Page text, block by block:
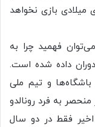
میلادی بازی نخواهد
فهمید چرا به
دوران داده شده است.
گل رسمی برای باشگاه‌ها و تیم ملی
به فرد رونالدو
که این بازیکن در ۱۵ سال اخیر فقط در دو سال